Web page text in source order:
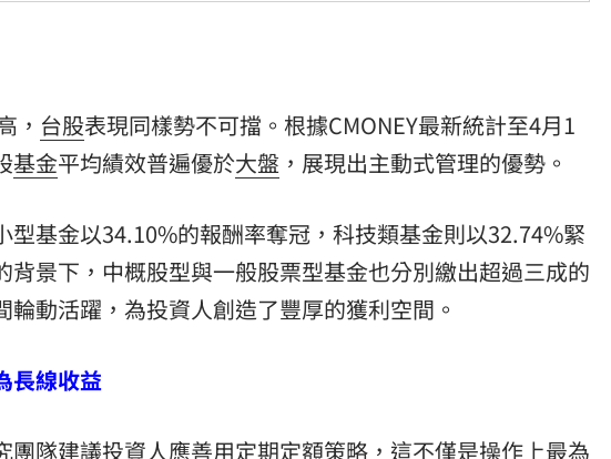
， 台股表現同樣勢不可擋。根據CMONEY最新統計至4月1
基金平均績效普遍優於大盤 ，展現出主動式管理的優勢。
型基金以34.10%的報酬率奪冠，科技類基金則以32.74%緊
景下，中概股型與一般股票型基金也分別繳出超過三成的
輪動活躍，為投資人創造了豐厚的獲利空間。
長線收益
隊建議投資人應善用定期定額策略，這不僅是操作上最為